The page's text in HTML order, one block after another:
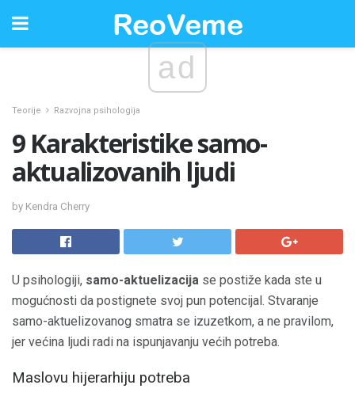
ad
Teorije Razvojna psihologija
9 Karakteristike samo-
aktualizovanih ljudi
by Kendra Cherry
U psihologiji, samo-aktuelizacija se postiže kada ste u
mogućnosti da postignete svoj pun potencijal. Stvaranje
samo-aktuelizovanog smatra se izuzetkom, a ne pravilom,
jer većina ljudi radi na ispunjavanju većih potreba.
Maslovu hijerarhiju potreba